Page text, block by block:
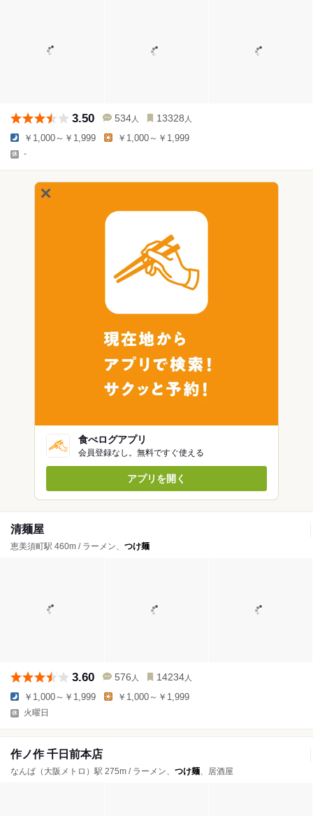
3.50 534 人 13328 人
￥1,000～￥1,999 ￥1,000～￥1,999
-
食べログアプリ
会員登録なし。無料ですぐ使える
アプリを開く
清麺屋
恵美須町駅 460m / ラーメン、 つけ麺
3.60 576 人 14234 人
￥1,000～￥1,999 ￥1,000～￥1,999
火曜日
作ノ作 千日前本店
なんば（大阪メトロ）駅 275m / ラーメン、 つけ麺、居酒屋